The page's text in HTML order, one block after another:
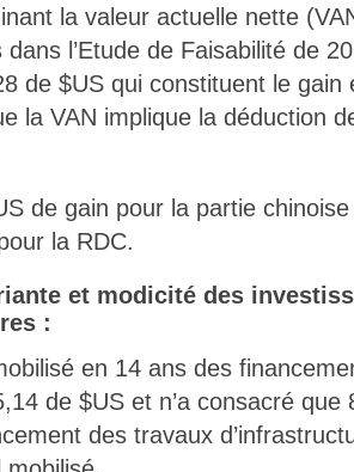
la valeur actuelle nette
l’Etude de Faisabilité de
de $US qui constituent le gain
la VAN implique la déduction
de gain pour la partie
la RDC.
et modicité des
:
en 14 ans des
de $US et n’a consacré que
des travaux